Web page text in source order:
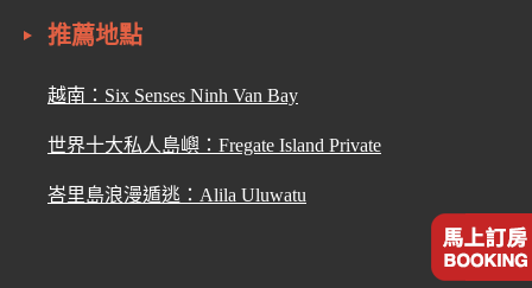
推薦地點
越南：Six Senses Ninh Van Bay
世界十大私人島嶼：Fregate Island Private
峇里島浪漫遁逃：Alila Uluwatu